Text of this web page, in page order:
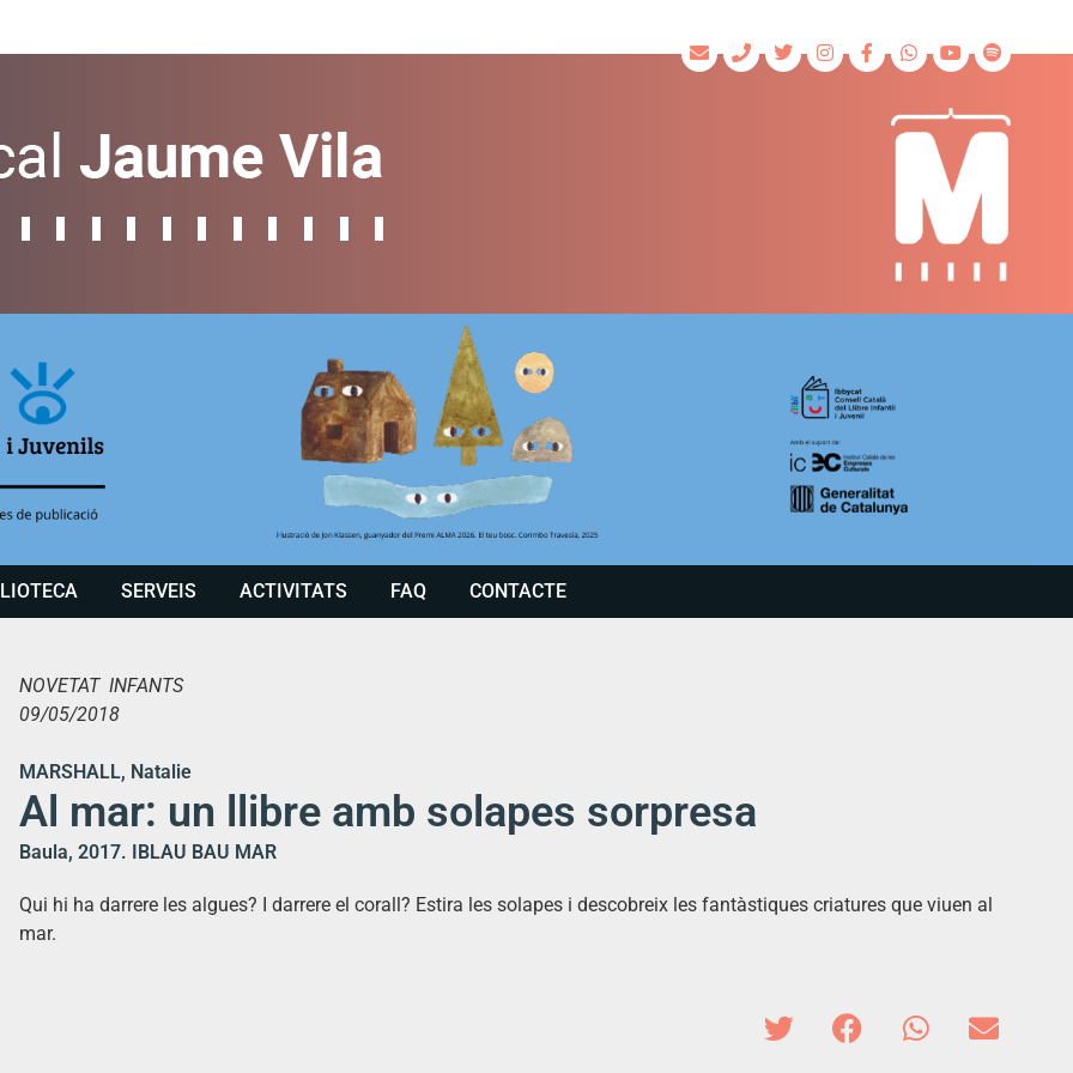
SERVEIS ACTIVITATS FAQ CONTACTE
NOVETAT INFANTS
09/05/2018
MARSHALL, Natalie
Al mar: un llibre amb solapes sorpresa
Baula, 2017. IBLAU BAU MAR
Qui hi ha darrere les algues? I darrere el corall? Estira les solapes i descobreix les fantàstiques criatures que viuen al
mar.